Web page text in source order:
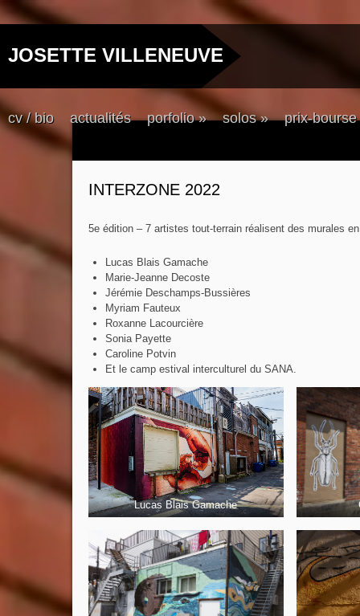
JOSETTE VILLENEUVE
cv / bio actualités porfolio» solos» prix-bourse
INTERZONE 2022
5e édition – 7 artistes tout-terrain réalisent des murales
Lucas Blais Gamache
Marie-Jeanne Decoste
Jérémie Deschamps-Bussières
Myriam Fauteux
Roxanne Lacourcière
Sonia Payette
Caroline Potvin
Et le camp estival interculturel du SANA.
Lucas Blais Gamache